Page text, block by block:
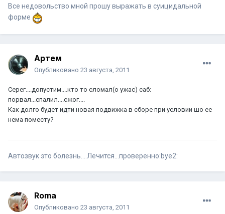
Все недовольство мной прошу выражать в суицидальной
форме
Артем
Опубликовано 23 августа, 2011
Серег....допустим....кто то сломал(о ужас) саб:
порвал...спалил....сжог....
Как долго будет идти новая подвижка в сборе при условии шо ее
нема поместу?
Автозвук это болезнь....Лечится...проверенно:bye2:
Roma
Опубликовано 23 августа, 2011